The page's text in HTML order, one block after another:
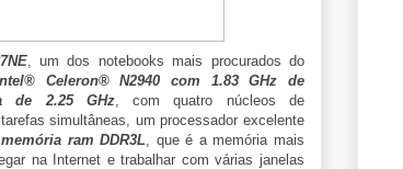
, um dos notebooks mais procurados do
Celeron® N2940 com 1.83 GHz de
de 2.25 GHz, com quatro núcleos de
simultâneas, um processador excelente
ram DDR3L, que é a memória mais
na Internet e trabalhar com várias janelas